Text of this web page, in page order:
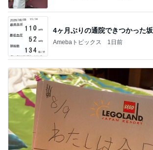
4ヶ月ぶりの通院できつかった坂
Amebaトピックス 1日前